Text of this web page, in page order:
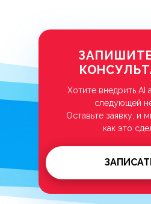
Хотите внедрить AI
следующей
Оставьте заявку, и
как это